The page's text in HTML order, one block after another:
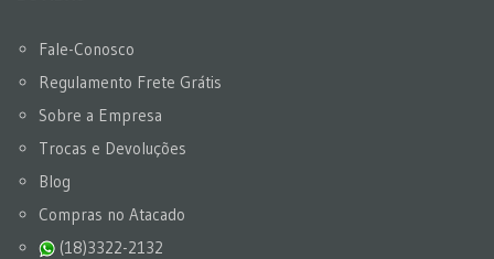
Fale-Conosco
Regulamento Frete Grátis
Sobre a Empresa
Trocas e Devoluções
Blog
Compras no Atacado
(18)3322-2132